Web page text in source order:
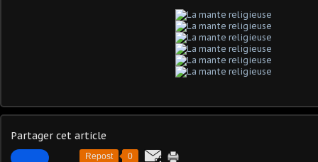
Partager cet article
Repost 0